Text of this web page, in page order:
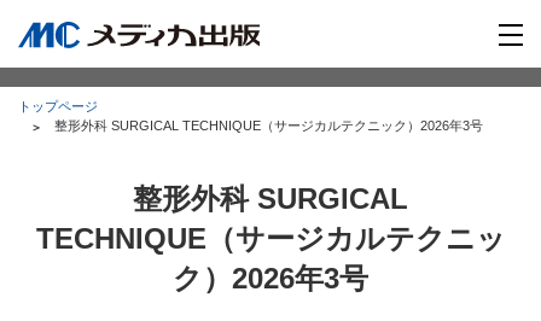
トップページ
整形外科 SURGICAL TECHNIQUE（サージカルテクニック）2026年3号
整形外科 SURGICAL
TECHNIQUE（サージカルテクニッ
ク）2026年3号